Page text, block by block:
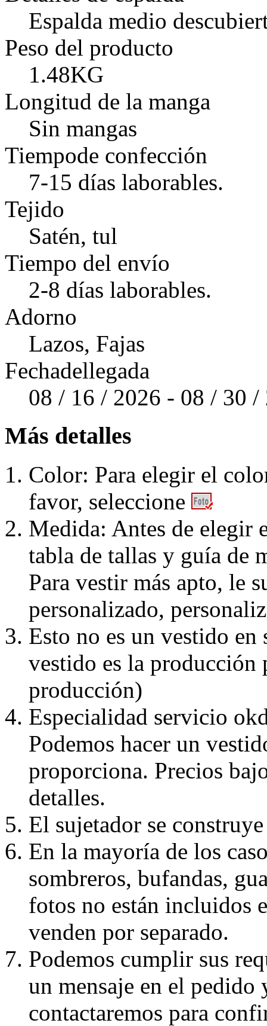
Espalda medio
Peso del producto
1.48KG
Longitud de la manga
Sin mangas
Tiempode confección
7-15 días laborables.
Tejido
Satén, tul
Tiempo del envío
2-8 días laborables.
Adorno
Lazos, Fajas
Fechadellegada
08 / 16 / 2026 - 08 / 30 /
Más detalles
Color: Para elegir el
favor, seleccione
Medida: Antes de elegir
tabla de tallas y guía de
Para vestir más apto, le
personalizado,
Esto no es un vestido
vestido es la producción
producción)
Especialidad servicio
Podemos hacer un
proporciona. Precios
detalles.
El sujetador se
En la mayoría de los
sombreros, bufandas,
fotos no están incluidos
venden por separado.
Podemos cumplir sus
un mensaje en el pedido
contactaremos para